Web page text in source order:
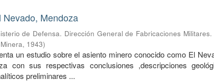
Mendoza
de Defensa. Dirección General de Fabricaciones
, 1943)
un estudio sobre el asiento minero conocido como El
con sus respectivas conclusiones ,descripciones
preliminares ...